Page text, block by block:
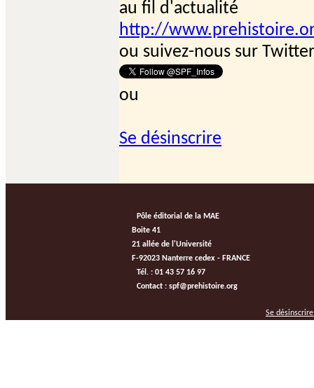
au fil d'actualité
http://
ou suivez-nous sur Twitter
ou
Se désinscrire
Pôle éditorial de la MAE
Boite 41
21 allée de l'Université
F-92023 Nanterre cedex - FRANCE
Tél. : 01 43 57 16 97
Contact : spf@prehistoire.org
Se